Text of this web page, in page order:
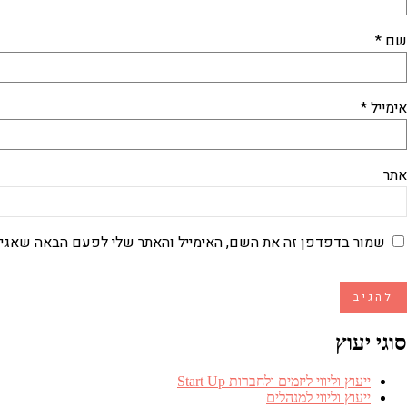
שם *
אימייל*
אתר
שמור בדפדפן זה את השם, האימייל והאתר שלי לפעם הבאה
סוגי יעוץ
ייעוץ וליווי ליזמים ולחברות Start Up
ייעוץ וליווי למנהלים